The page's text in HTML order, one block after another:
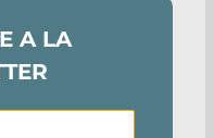
A LA